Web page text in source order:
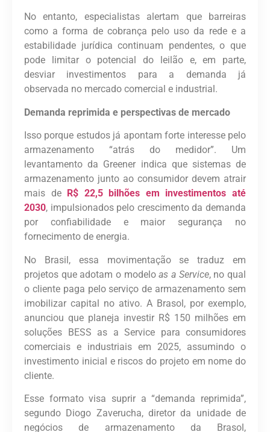
No entanto, especialistas alertam que barreiras
como a forma de cobrança pelo uso da rede e a
estabilidade jurídica continuam pendentes, o que
pode limitar o potencial do leilão e, em parte,
desviar investimentos para a demanda já
observada no mercado comercial e industrial.
Demanda reprimida e perspectivas de mercado
Isso porque estudos já apontam forte interesse pelo
armazenamento “atrás do medidor”. Um
levantamento da Greener indica que sistemas de
armazenamento junto ao consumidor devem atrair
mais de
R$ 22,5 bilhões em investimentos até
2030, impulsionados pelo crescimento da demanda
por confiabilidade e maior segurança no
fornecimento de energia.
No Brasil, essa movimentação se traduz em
projetos que adotam o modeloas a Service, no qual
o cliente paga pelo serviço de armazenamento sem
imobilizar capital no ativo. A Brasol, por exemplo,
anunciou que planeja investir R$ 150 milhões em
soluções BESS as a Service para consumidores
comerciais e industriais em 2025, assumindo o
investimento inicial e riscos do projeto em nome do
cliente.
Esse formato visa suprir a “demanda reprimida”,
segundo Diogo Zaverucha, diretor da unidade de
negócios de armazenamento da Brasol,